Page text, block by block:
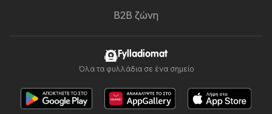
B2B ζώνη
Fylladiomat
Όλα τα φυλλάδια σε ένα σημείο